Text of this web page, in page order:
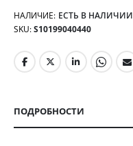
НАЛИЧИЕ: ЕСТЬ В НАЛИЧИИ
SKU S10199040440
ПОДРОБНОСТИ